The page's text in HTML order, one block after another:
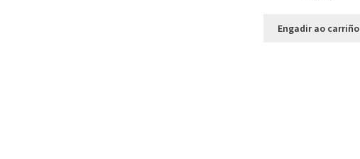
Engadir ao carriño